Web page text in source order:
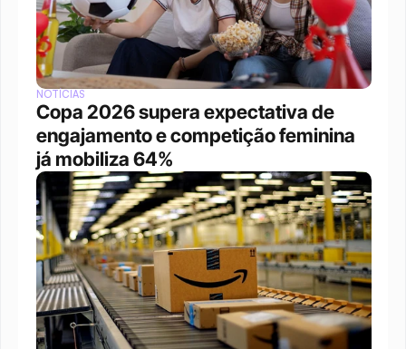
NOTÍCIAS
Copa 2026 supera expectativa de
engajamento e competição feminina
já mobiliza 64%